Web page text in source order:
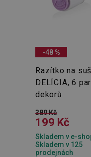
-48 %
Razítko na
DELÍCIA, 6
dekorů
389 Kč
199 Kč
Skladem v e-
Skladem v 125
prodejnách